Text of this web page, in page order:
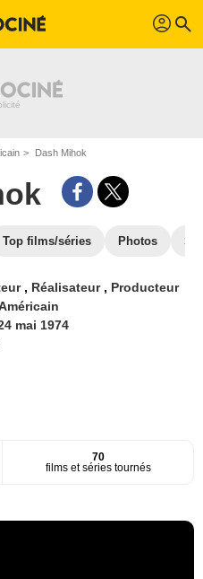
profil search
Dash Mihok
Top films/séries Photos
, Réalisateur , Producteur
mai 1974
70
films et séries tournés